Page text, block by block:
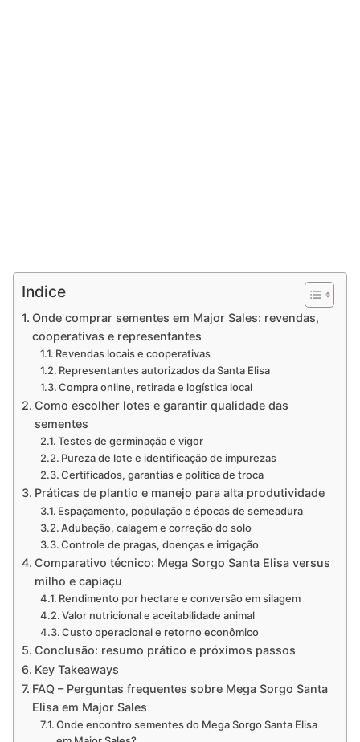
Indice
Onde comprar sementes em Major Sales: revendas,
cooperativas e representantes
Revendas locais e cooperativas
Representantes autorizados da Santa Elisa
Compra online, retirada e logística local
Como escolher lotes e garantir qualidade das
sementes
Testes de germinação e vigor
Pureza de lote e identificação de impurezas
Certificados, garantias e política de troca
Práticas de plantio e manejo para alta produtividade
Espaçamento, população e épocas de semeadura
Adubação, calagem e correção do solo
Controle de pragas, doenças e irrigação
Comparativo técnico: Mega Sorgo Santa Elisa versus
milho e capiaçu
Rendimento por hectare e conversão em silagem
Valor nutricional e aceitabilidade animal
Custo operacional e retorno econômico
Conclusão: resumo prático e próximos passos
Key Takeaways
FAQ – Perguntas frequentes sobre Mega Sorgo Santa
Elisa em Major Sales
Onde encontro sementes do Mega Sorgo Santa Elisa